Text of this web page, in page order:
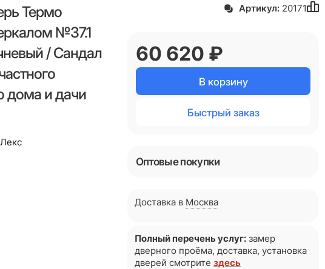
Термо
№37.1
/ Сандал
дома и дачи
Лекс
Артикул: 20171
60 620 ₽
В корзину
Быстрый заказ
Оптовые покупки
Доставка в Москва
Полный перечень услуг: замер
дверного проёма, доставка, установка
дверей смотрите здесь